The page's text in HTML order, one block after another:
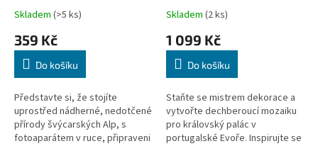
Skladem (>5 ks)
359 Kč
Do košíku
Představte si, že stojíte
uprostřed nádherné, nedotčené
přírody švýcarských Alp, s
fotoaparátem v ruce, připraveni
královského paláce
Skladem (2 ks)
1 099 Kč
Do košíku
Staňte se mistrem dekorace a
vytvořte dechberoucí mozaiku
pro královský palác v
portugalské Evoře. Inspirujte se